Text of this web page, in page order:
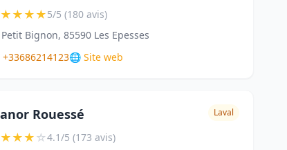
★★★★5/5 (180 avis)
Petit Bignon, 85590 Les Epesses
🌐 Site web
Rouessé Laval
★★★☆4.1/5 (173 avis)